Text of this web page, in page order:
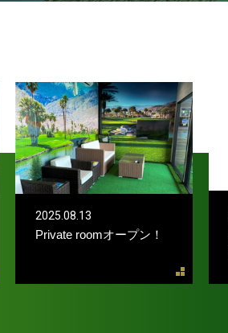
2025.08.13
Private roomオープン！